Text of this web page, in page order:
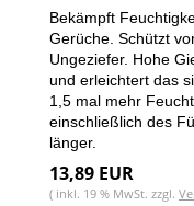
Bekämpft
Gerüche. Schützt
Ungeziefer. Hohe
und erleichtert das
1,5 mal mehr
einschließlich des
länger.
13,89 EUR
( inkl. 19 % MwSt. zzgl.